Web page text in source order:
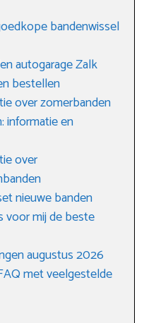
bandenwissel
autogarage Zalk
bestellen
over zomerbanden
informatie en
over
nieuwe banden
voor mij de beste
augustus 2026
met veelgestelde